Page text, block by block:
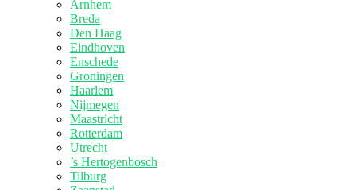
Arnhem
Breda
Den Haag
Eindhoven
Enschede
Groningen
Haarlem
Nijmegen
Maastricht
Rotterdam
Utrecht
’s Hertogenbosch
Tilburg